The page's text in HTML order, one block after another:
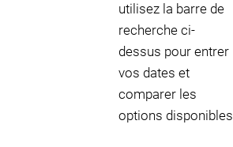
utilisez la barre de
recherche ci-
dessus pour entrer
vos dates et
comparer les
options disponibles